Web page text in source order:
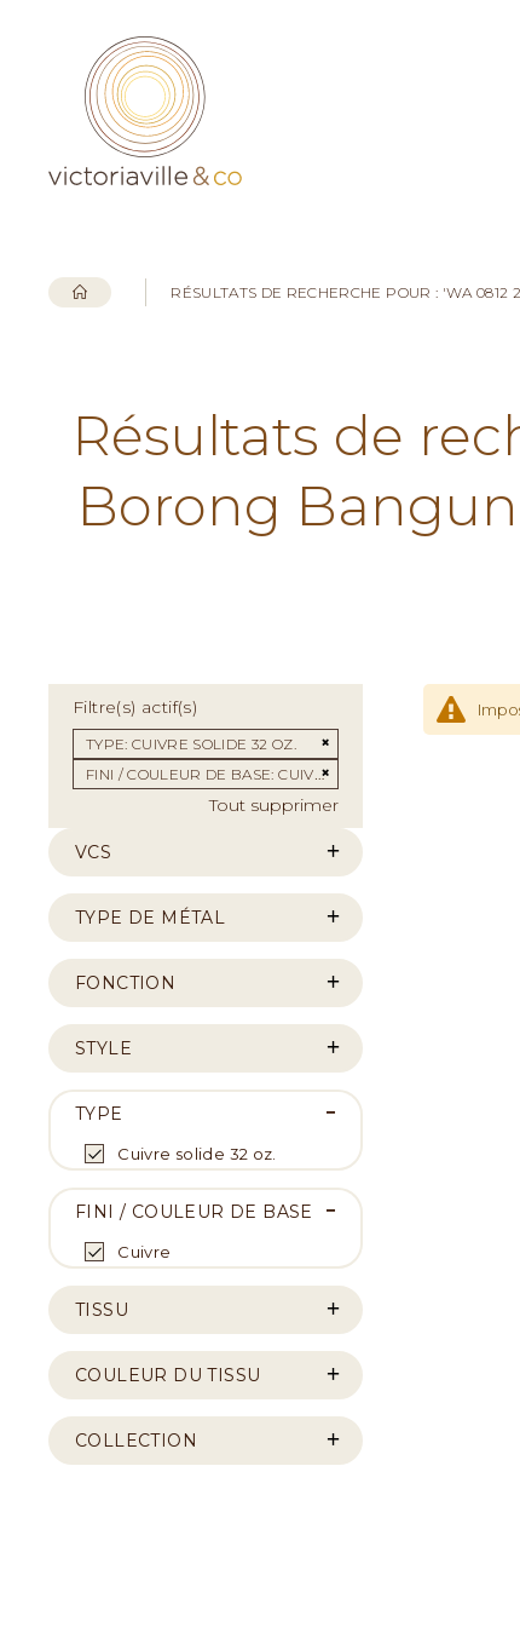
RÉSULTATS DE RECHERCHE POUR : 'WA
Résultats de
Borong
Filtre(s) actif(s)
TYPE CUIVRE SOLIDE 32 OZ.
Supprimer cet Élément
FINI / COULEUR DE BASE CUIVRE
Tout supprimer
VCS
TYPE DE MÉTAL
FONCTION
STYLE
TYPE
Cuivre solide 32 oz.
FINI / COULEUR DE BASE
Cuivre
TISSU
COULEUR DU TISSU
COLLECTION